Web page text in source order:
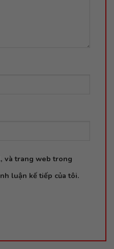
và trang web trong
luận kế tiếp của tôi.